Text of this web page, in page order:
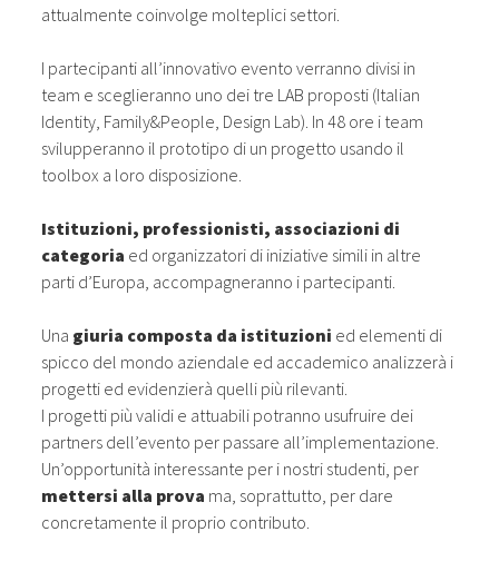
attualmente coinvolge molteplici settori.
I partecipanti all’innovativo evento verranno divisi in
team e sceglieranno uno dei tre LAB proposti (Italian
Identity, Family&People, Design Lab). In 48 ore i team
svilupperanno il prototipo di un progetto usando il
toolbox a loro disposizione.
Istituzioni, professionisti, associazioni di
categoria ed organizzatori di iniziative simili in altre
parti d’Europa, accompagneranno i partecipanti.
Una giuria composta da istituzioni ed elementi di
spicco del mondo aziendale ed accademico analizzerà i
progetti ed evidenzierà quelli più rilevanti.
I progetti più validi e attuabili potranno usufruire dei
partners dell’evento per passare all’implementazione.
Un’opportunità interessante per i nostri studenti, per
mettersi alla prova ma, soprattutto, per dare
concretamente il proprio contributo.